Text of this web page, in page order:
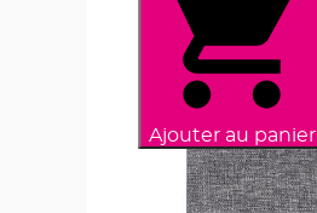
Ajouter au panier